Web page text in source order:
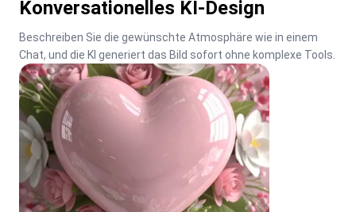
Konversationelles KI-Design
Beschreiben Sie die gewünschte Atmosphäre wie in einem
Chat, und die KI generiert das Bild sofort ohne komplexe Tools.